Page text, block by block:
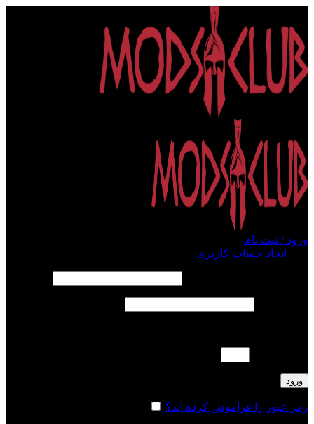
ورود / ثبت نام
ایجاد حساب کاربری
ورود
رمز عبور را فراموش کرده اید؟